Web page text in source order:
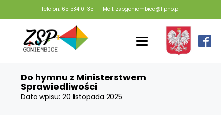
Telefon: 65 534 01 35 Mail: zspgoniembice@lipno.pl
Do hymnu z Ministerstwem
Sprawiedliwości
Data wpisu:20 listopada 2025